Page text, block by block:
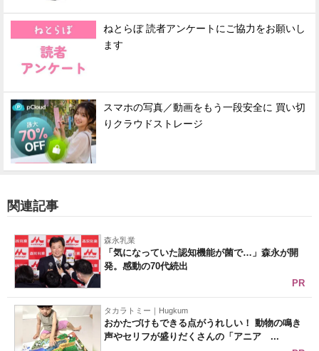
ねとらぼ 読者アンケートにご協力をお願いし
ます
スマホの写真／動画をもう一段安全に 買い切
りクラウドストレージ
関連記事
森永乳業
「気になっていた認知機能が菌で…」森永が開
発。感動の70代続出
PR
タカラトミー｜Hugkum
おかたづけもできる点がうれしい！ 動物の鳴き
声やセリフが盛りだくさんの「アニア ...